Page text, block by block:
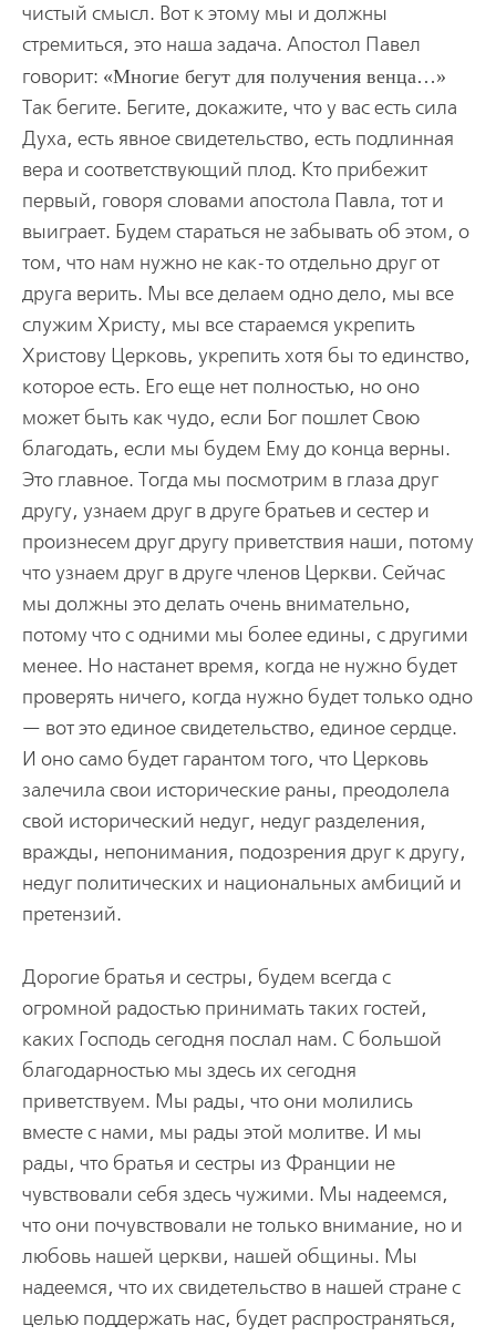
чистый смысл. Вот к этому мы и должны
стремиться, это наша задача. Апостол Павел
говорит:
Многие бегут для получения венца…
Так бегите. Бегите, докажите, что у вас есть сила
Духа, есть явное свидетельство, есть подлинная
вера и соответствующий плод. Кто прибежит
первый, говоря словами апостола Павла, тот и
выиграет. Будем стараться не забывать об этом, о
том, что нам нужно не как-то отдельно друг от
друга верить. Мы все делаем одно дело, мы все
служим Христу, мы все стараемся укрепить
Христову Церковь, укрепить хотя бы то единство,
которое есть. Его еще нет полностью, но оно
может быть как чудо, если Бог пошлет Свою
благодать, если мы будем Ему до конца верны.
Это главное. Тогда мы посмотрим в глаза друг
другу, узнаем друг в друге братьев и сестер и
произнесем друг другу приветствия наши, потому
что узнаем друг в друге членов Церкви. Сейчас
мы должны это делать очень внимательно,
потому что с одними мы более едины, с другими
менее. Но настанет время, когда не нужно будет
проверять ничего, когда нужно будет только одно
— вот это единое свидетельство, единое сердце.
И оно само будет гарантом того, что Церковь
залечила свои исторические раны, преодолела
свой исторический недуг, недуг разделения,
вражды, непонимания, подозрения друг к другу,
недуг политических и национальных амбиций и
претензий.
Дорогие братья и сестры, будем всегда с
огромной радостью принимать таких гостей,
каких Господь сегодня послал нам. С большой
благодарностью мы здесь их сегодня
приветствуем. Мы рады, что они молились
вместе с нами, мы рады этой молитве. И мы
рады, что братья и сестры из Франции не
чувствовали себя здесь чужими. Мы надеемся,
что они почувствовали не только внимание, но и
любовь нашей церкви, нашей общины. Мы
надеемся, что их свидетельство в нашей стране с
целью поддержать нас, будет распространяться,